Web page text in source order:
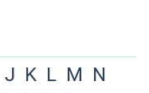
J K L M N